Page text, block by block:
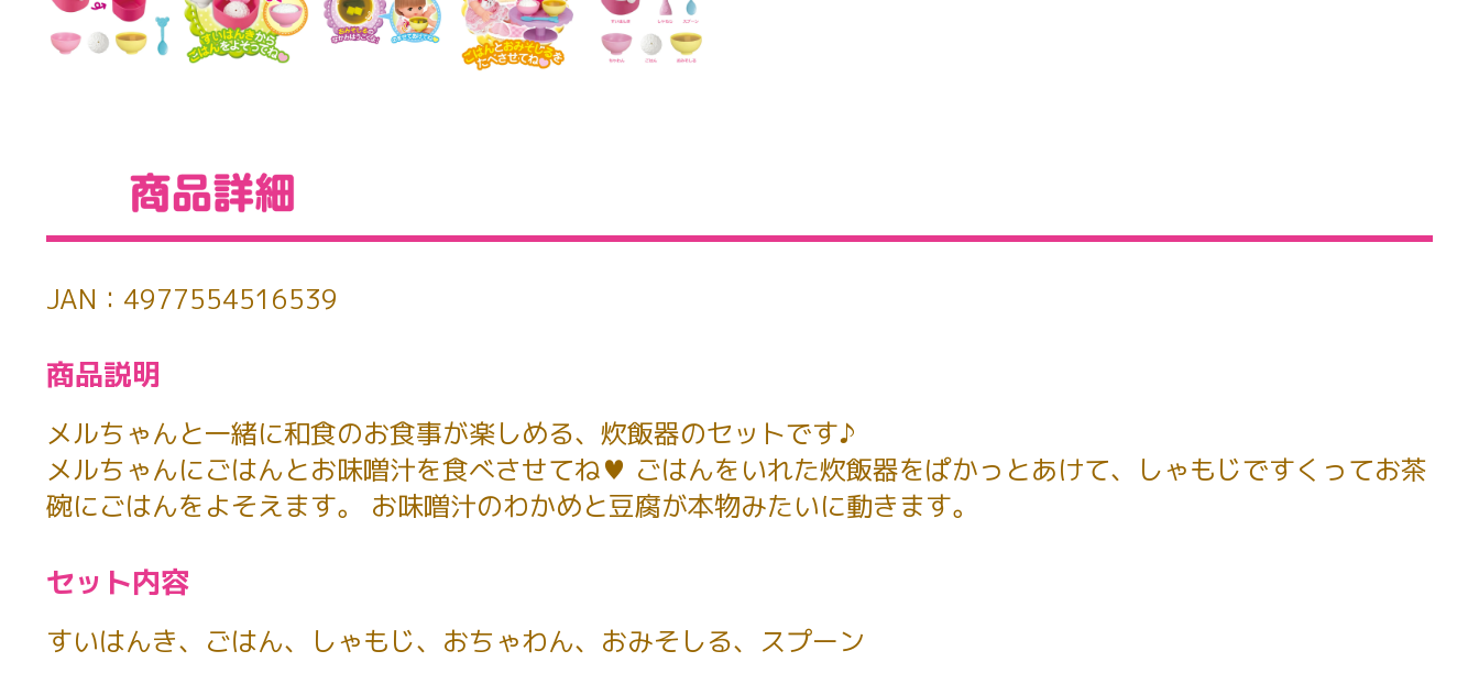
JAN：4977554516539
商品説明
メルちゃんと一緒に和食のお食事が楽しめる、炊飯器のセットです♪
メルちゃんにごはんとお味噌汁を食べさせてね♥ ごはんをいれた炊飯器をぱかっとあけて、しゃもじですくってお茶
碗にごはんをよそえます。 お味噌汁のわかめと豆腐が本物みたいに動きます。
セット内容
すいはんき、ごはん、しゃもじ、おちゃわん、おみそしる、スプーン